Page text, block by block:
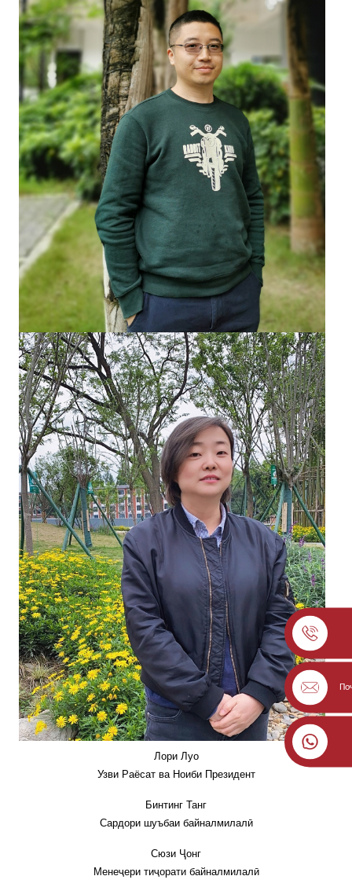
Лори Луо
Узви Раёсат ва Ноиби Президент
Бинтинг Танг
Сардори шуъбаи байналмилалӣ
Сюзи Ҷонг
Менеҷери тиҷорати байналмилалӣ